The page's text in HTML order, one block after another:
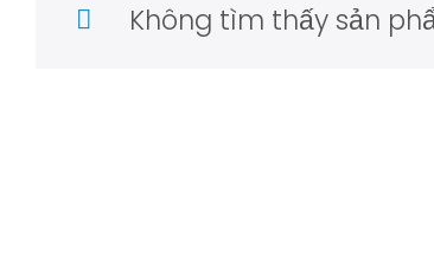
Không tìm thấy sản